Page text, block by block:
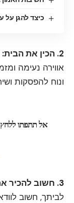
כיצד להגן על
2. הכין את הבית:
אווירה נעימה
ונוח להפסקות
אל תתפתו ללחץ
3. חשוב להכיר את הדייט:
לביתך, חשוב